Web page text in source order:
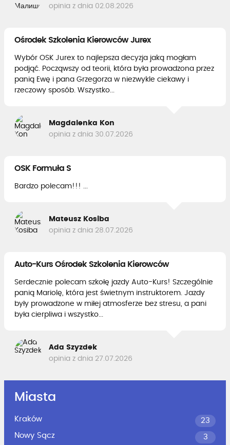
opinia z dnia 02.08.2026
Ośrodek Szkolenia Kierowców Jurex
Wybór OSK Jurex to najlepsza decyzja jaką mogłam
podjąć. Począwszy od teorii, która była prowadzona przez
panią Ewę i pana Grzegorza w niezwykle ciekawy i
rzeczowy sposób. Wszystko...
Magdalenka Kon
opinia z dnia 30.07.2026
OSK Formuła S
Bardzo polecam!!! ...
Mateusz Kosiba
opinia z dnia 28.07.2026
Auto-Kurs Ośrodek Szkolenia Kierowców
Serdecznie polecam szkołę jazdy Auto-Kurs! Szczególnie
panią Mariolę, która jest świetnym instruktorem. Jazdy
były prowadzone w miłej atmosferze bez stresu, a pani
była cierpliwa i wszystko...
Ada Szyzdek
opinia z dnia 27.07.2026
Miasta
Kraków
23
Nowy Sącz
3